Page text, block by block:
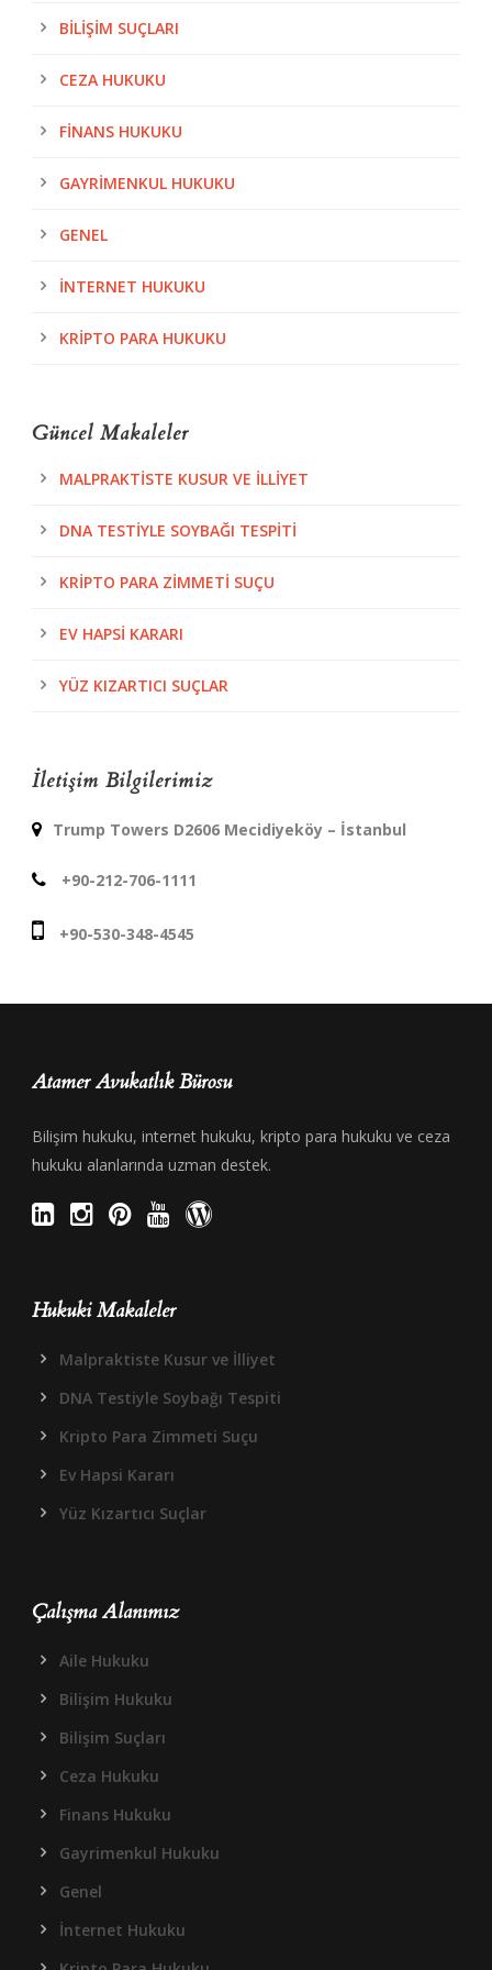
BILIŞIM SUÇLARI
CEZA HUKUKU
FINANS HUKUKU
GAYRIMENKUL HUKUKU
GENEL
İNTERNET HUKUKU
KRIPTO PARA HUKUKU
Güncel Makaleler
MALPRAKTISTE KUSUR VE İLLIYET
DNA TESTIYLE SOYBAĞI TESPITI
KRIPTO PARA ZIMMETI SUÇU
EV HAPSI KARARI
YÜZ KIZARTICI SUÇLAR
İletişim Bilgilerimiz
Trump Towers D2606 Mecidiyeköy – İstanbul
+90-212-706-1111
+90-530-348-4545
Atamer Avukatlık Bürosu
Bilişim hukuku, internet hukuku, kripto para hukuku ve ceza
hukuku alanlarında uzman destek.
Hukuki Makaleler
Malpraktiste Kusur ve İlliyet
DNA Testiyle Soybağı Tespiti
Kripto Para Zimmeti Suçu
Ev Hapsi Kararı
Yüz Kızartıcı Suçlar
Çalışma Alanımız
Aile Hukuku
Bilişim Hukuku
Bilişim Suçları
Ceza Hukuku
Finans Hukuku
Gayrimenkul Hukuku
Genel
İnternet Hukuku